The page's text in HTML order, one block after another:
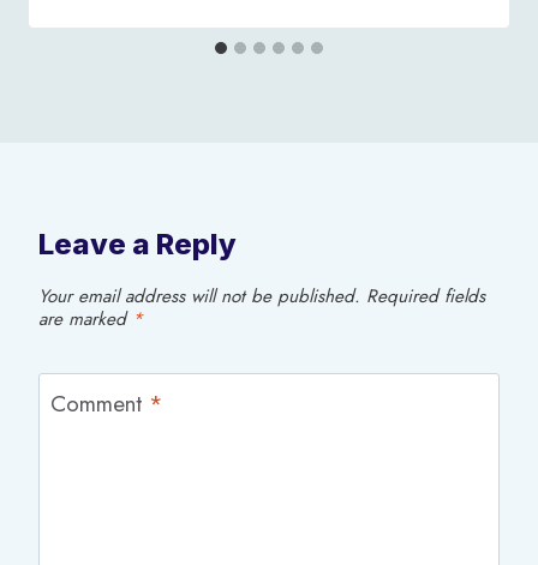
Leave a Reply
Your email address will not be published. Required fields
are marked *
Comment *